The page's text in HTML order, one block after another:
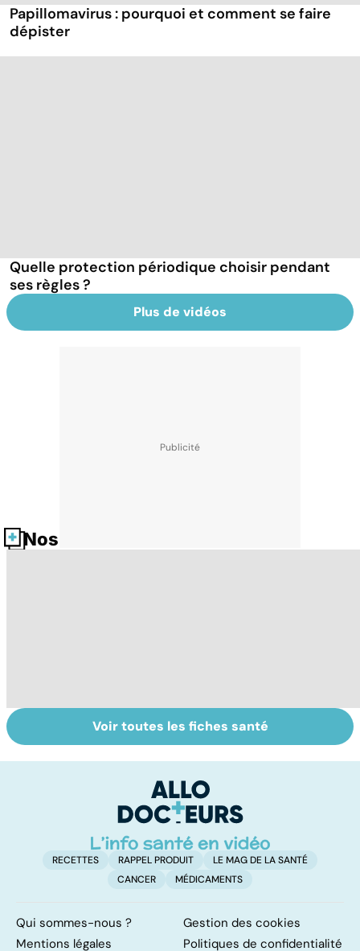
Papillomavirus : pourquoi et comment se faire
dépister
Quelle protection périodique choisir pendant
ses règles ?
Plus de vidéos
Nos fiches santé
HPV : tout savoir
sur les
La tuberculose
pulmonaire
Voir toutes les fiches santé
RECETTES RAPPEL PRODUIT
LE MAG DE LA SANTÉ
CANCER
MÉDICAMENTS
Qui sommes-nous ?
Gestion des cookies
Mentions légales
Politiques de confidentialité